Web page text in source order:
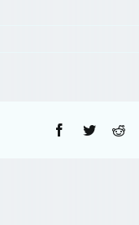
Facebook
Twitter